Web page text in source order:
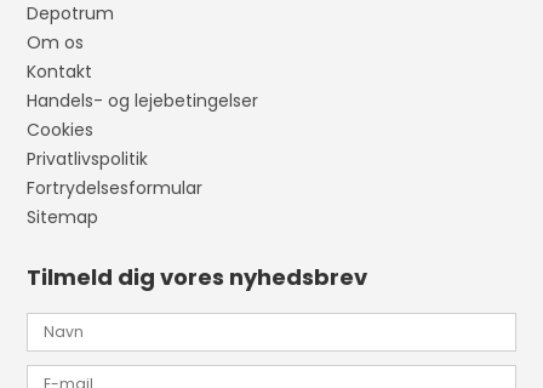
Depotrum
Om os
Kontakt
Handels- og lejebetingelser
Cookies
Privatlivspolitik
Fortrydelsesformular
Sitemap
Tilmeld dig vores nyhedsbrev